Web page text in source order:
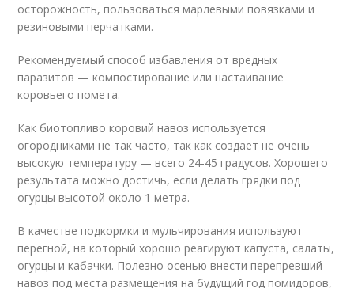
осторожность, пользоваться марлевыми повязками и
резиновыми перчатками.
Рекомендуемый способ избавления от вредных
паразитов — компостирование или настаивание
коровьего помета.
Как биотопливо коровий навоз используется
огородниками не так часто, так как создает не очень
высокую температуру — всего 24-45 градусов. Хорошего
результата можно достичь, если делать грядки под
огурцы высотой около 1 метра.
В качестве подкормки и мульчирования используют
перегной, на который хорошо реагируют капуста, салаты,
огурцы и кабачки. Полезно осенью внести перепревший
навоз под места размещения на будущий год помидоров,